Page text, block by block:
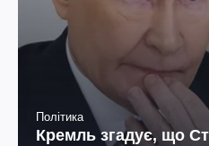
Політика
Кремль згадує, що